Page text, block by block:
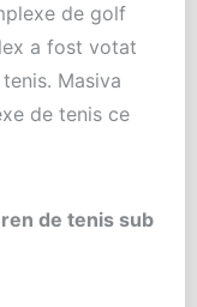
de golf
a fost votat
Masiva
de tenis ce
de tenis sub